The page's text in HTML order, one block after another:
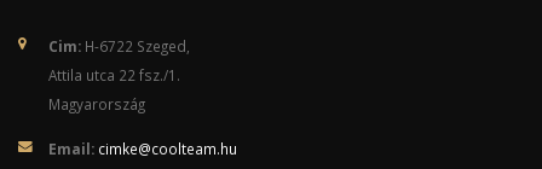
Cim: H-6722 Szeged,
Attila utca 22 fsz./1.
Magyarország
Email: cimke@coolteam.hu